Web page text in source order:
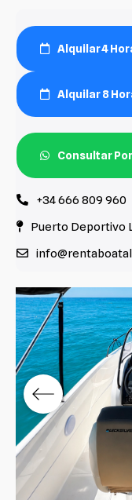
Alquilar 4
Alquilar 8
Consultar
+34 666 809 960
Puerto Deportivo